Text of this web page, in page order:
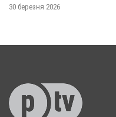
30 березня 2026